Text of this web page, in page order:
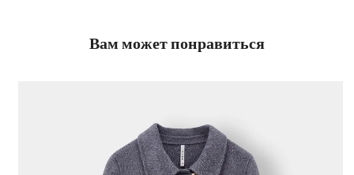
Вам может понравиться